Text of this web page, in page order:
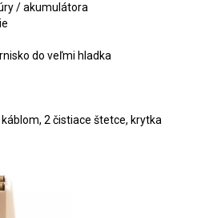
/ akumulátora
do veľmi hladka
2 čistiace štetce, krytka